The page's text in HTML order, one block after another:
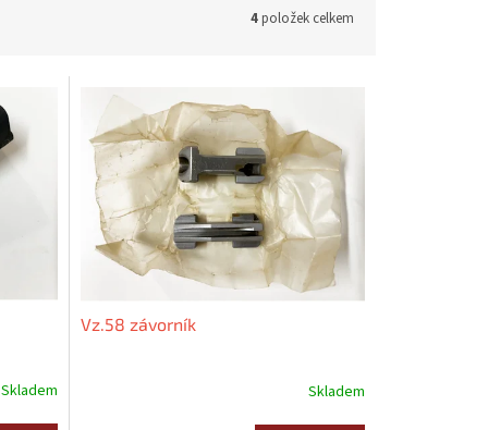
4položek celkem
Skladem
Vz.58 závorník
Skladem